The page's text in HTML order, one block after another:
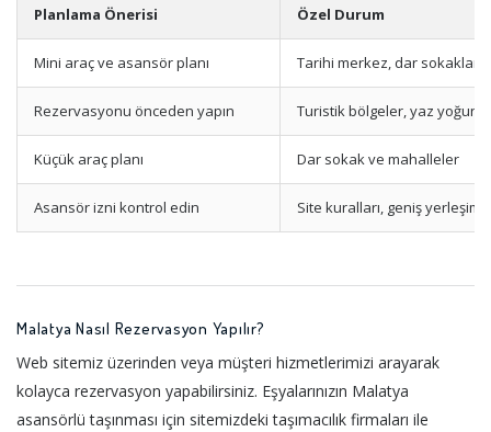
Planlama Önerisi Özel Durum
Mini araç ve asansör planı Tarihi merkez, dar sokaklar
Rezervasyonu önceden yapın Turistik bölgeler, yaz
Küçük araç planı Dar sokak ve mahalleler
Asansör izni kontrol edin Site kuralları, geniş yerleşim
Malatya Nasıl Rezervasyon Yapılır?
Web sitemiz üzerinden veya müşteri hizmetlerimizi arayarak
kolayca rezervasyon yapabilirsiniz. Eşyalarınızın Malatya
asansörlü taşınması için sitemizdeki taşımacılık firmaları ile